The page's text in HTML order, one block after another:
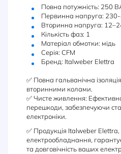
Повна потужність: 250
Первинна напруга:
Вторинна напруга:
Кількість фаз: 1
Матеріал обмотки: мідь
Серія: CFM
Бренд: Italweber Elettra
✅ Повна гальванічна
вторинними колами.
✅ Чисте живлення:
перешкоди, забезпечуючи
електроніки.
✅ Продукція Italweber
електрообладнання,
та довговічність ваших